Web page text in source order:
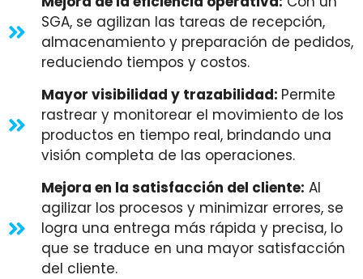
SGA, se agilizan las tareas de recepción,
almacenamiento y preparación de pedidos,
reduciendo tiempos y costos.
Mayor visibilidad y trazabilidad: Permite
rastrear y monitorear el movimiento de los
productos en tiempo real, brindando una
visión completa de las operaciones.
Mejora en la satisfacción del cliente: Al
agilizar los procesos y minimizar errores, se
logra una entrega más rápida y precisa, lo
que se traduce en una mayor satisfacción
del cliente.